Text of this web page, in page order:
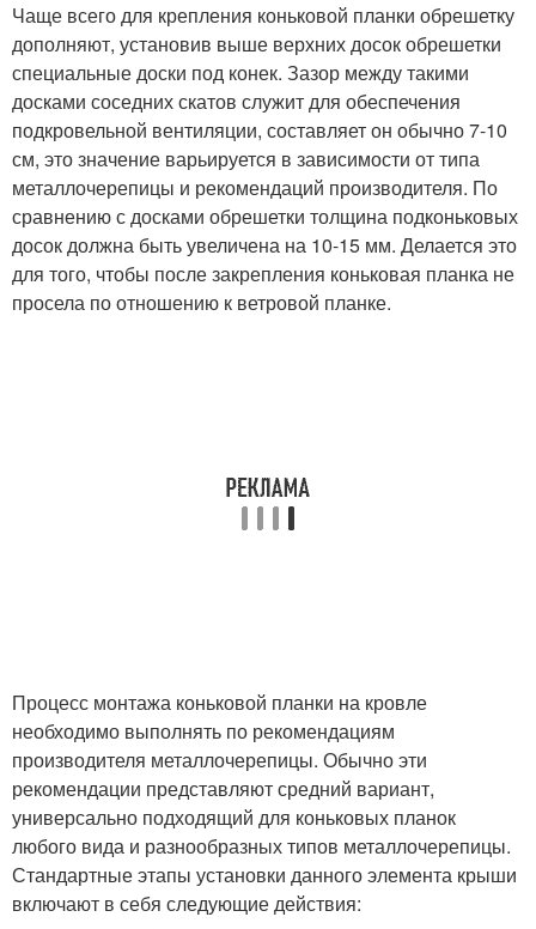
Чаще всего для крепления коньковой планки обрешетку
дополняют, установив выше верхних досок обрешетки
специальные доски под конек. Зазор между такими
досками соседних скатов служит для обеспечения
подкровельной вентиляции, составляет он обычно 7-10
см, это значение варьируется в зависимости от типа
металлочерепицы и рекомендаций производителя. По
сравнению с досками обрешетки толщина подконьковых
досок должна быть увеличена на 10-15 мм. Делается это
для того, чтобы после закрепления коньковая планка не
просела по отношению к ветровой планке.
Процесс монтажа коньковой планки на кровле
необходимо выполнять по рекомендациям
производителя металлочерепицы. Обычно эти
рекомендации представляют средний вариант,
универсально подходящий для коньковых планок
любого вида и разнообразных типов металлочерепицы.
Стандартные этапы установки данного элемента крыши
включают в себя следующие действия: